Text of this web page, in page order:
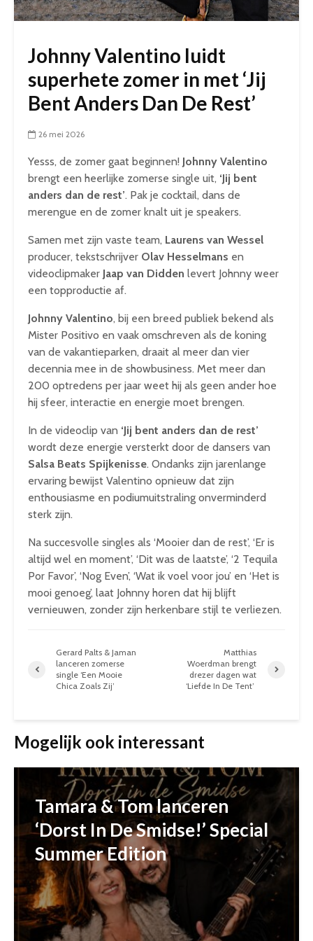
Johnny Valentino luidt
superhete zomer in met ‘Jij
Bent Anders Dan De Rest’
26 mei 2026
Yesss, de zomer gaat beginnen! Johnny Valentino
brengt een heerlijke zomerse single uit, ‘Jij bent
anders dan de rest’. Pak je cocktail, dans de
merengue en de zomer knalt uit je speakers.
Samen met zijn vaste team, Laurens van Wessel
producer, tekstschrijver Olav Hesselmans en
videoclipmaker Jaap van Didden levert Johnny weer
een topproductie af.
Johnny Valentino, bij een breed publiek bekend als
Mister Positivo en vaak omschreven als de koning
van de vakantieparken, draait al meer dan vier
decennia mee in de showbusiness. Met meer dan
200 optredens per jaar weet hij als geen ander hoe
hij sfeer, interactie en energie moet brengen.
In de videoclip van ‘Jij bent anders dan de rest’
wordt deze energie versterkt door de dansers van
Salsa Beats Spijkenisse. Ondanks zijn jarenlange
ervaring bewijst Valentino opnieuw dat zijn
enthousiasme en podiumuitstraling onverminderd
sterk zijn.
Na succesvolle singles als ‘Mooier dan de rest’, ‘Er is
altijd wel en moment’, ‘Dit was de laatste’, ‘2 Tequila
Por Favor’, ‘Nog Even’, ‘Wat ik voel voor jou’ en ‘Het is
mooi genoeg’, laat Johnny horen dat hij blijft
vernieuwen, zonder zijn herkenbare stijl te verliezen.
Gerard Palts & Jaman
lanceren zomerse
single ‘Een Mooie
Chica Zoals Zij’
Matthias
Woerdman brengt
drezer dagen wat
‘Liefde In De Tent’
Mogelijk ook interessant
Tamara & Tom lanceren
‘Dorst In De Smidse!’ Special
Summer Edition